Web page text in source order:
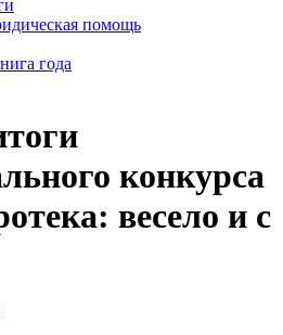
помощь
года
конкурса
весело и с